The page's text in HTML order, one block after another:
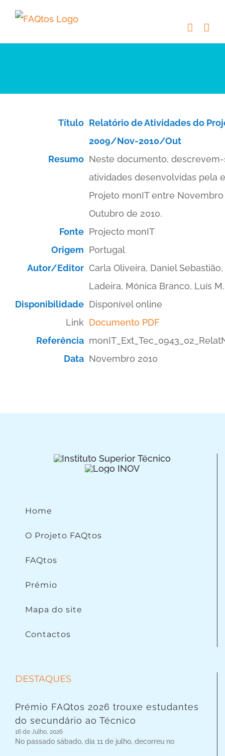
Skip
content
Título Relatório de Atividades do
2009/Nov-2010/Out
Resumo Neste documento, descrevem-
atividades desenvolvidas pela
Projeto monIT entre
Outubro de 2010.
Fonte Projecto monIT
Origem Portugal
Autor/Editor Carla Oliveira, Daniel
Ladeira, Mónica Branco, Luís
Disponibilidade Disponível online
Link Documento PDF
Referência
Data Novembro 2010
Home
O Projeto FAQtos
FAQtos
Prémio
Mapa do site
Contactos
DESTAQUES
Prémio FAQtos 2026 trouxe estudantes
do secundário ao Técnico
16 de Julho, 2026
No passado sábado, dia 11 de julho, decorreu no